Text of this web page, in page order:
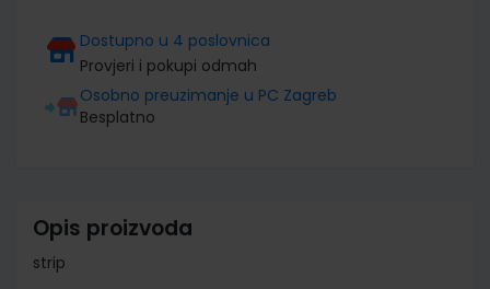
Dostupno u 4 poslovnica
Provjeri i pokupi odmah
Osobno preuzimanje u PC Zagreb
Besplatno
Opis proizvoda
strip